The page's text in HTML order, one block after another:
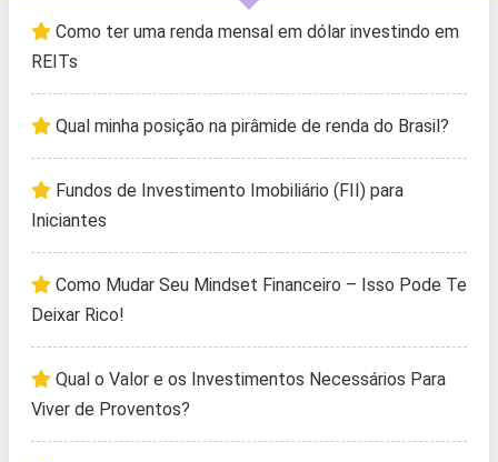
Como ter uma renda mensal em dólar investindo em
REITs
Qual minha posição na pirâmide de renda do Brasil?
Fundos de Investimento Imobiliário (FII) para
Iniciantes
Como Mudar Seu Mindset Financeiro – Isso Pode Te
Deixar Rico!
Qual o Valor e os Investimentos Necessários Para
Viver de Proventos?